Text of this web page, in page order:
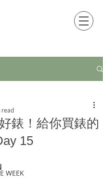
WEEK
錶！給你買錶的
15
read